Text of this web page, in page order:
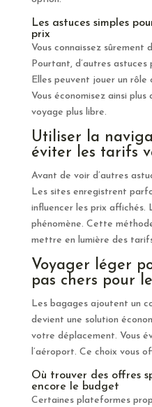
Les astuces simples
prix
Vous connaissez sûrement
Pourtant, d’autres astuces
Elles peuvent jouer un rôle
Vous économisez ainsi plus
voyage plus libre.
Utiliser la
éviter les tarifs
Avant de voir d’autres
Les sites enregistrent
influencer les prix affichés.
phénomène. Cette
mettre en lumière des
Voyager léger
pas chers pour
Les bagages ajoutent un
devient une solution
votre déplacement. Vous
l’aéroport. Ce choix vous
Où trouver des offres
encore le budget
Certaines plateformes